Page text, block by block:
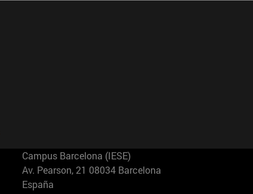
Campus Barcelona (IESE)
Av. Pearson, 21 08034 Barcelona
España